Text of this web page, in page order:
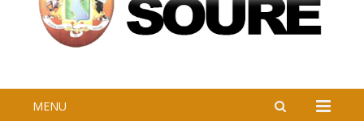
MENU